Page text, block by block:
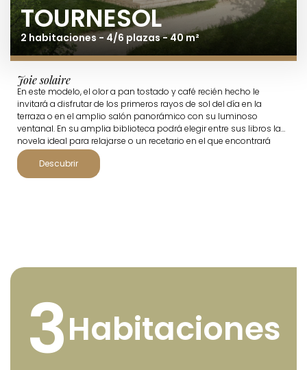
TOURNESOL
2 habitaciones - 4/6 plazas - 40 m²
Joie solaire
En este modelo, el olor a pan tostado y café recién hecho le
invitará a disfrutar de los primeros rayos de sol del día en la
terraza o en el amplio salón panorámico con su luminoso
ventanal. En su amplia biblioteca podrá elegir entre sus libros la
novela ideal para relajarse o un recetario en el que encontrará
inspiración para la cena, que podrá preparar a gusto en su
cocina ultraequipada.
Descubrir
3Habitaciones